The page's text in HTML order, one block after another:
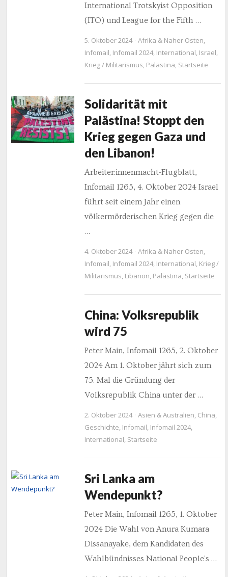
International Trotskyist Opposition
(ITO) und League for the Fifth …
5. Oktober 2024 Afrika & Naher Osten,
Infomail, Infomail 2024, International, Israel,
Krieg / Militarismus, Palästina, Startseite
Solidarität mit
Palästina! Stoppt den
Krieg gegen Gaza und
den Libanon!
Arbeiter:innenmacht-Flugblatt,
Infomail 1265, 4. Oktober 2024 Israel
führt seit einem Jahr einen
völkermörderischen Krieg gegen die
…
4. Oktober 2024 Afrika & Naher Osten,
Infomail, Infomail 2024, International, Krieg /
Militarismus, Libanon, Palästina, Startseite
China: Volksrepublik
wird 75
Peter Main, Infomail 1265, 2. Oktober
2024 Am 1. Oktober jährt sich zum
75. Mal die Gründung der
Volksrepublik China unter der …
2. Oktober 2024 Asien & Australien, China,
Geschichte, Infomail, Infomail 2024,
International, Startseite
Sri Lanka am
Wendepunkt?
Peter Main, Infomail 1265, 1. Oktober
2024 Die Wahl von Anura Kumara
Dissanayake, dem Kandidaten des
Wahlbündnisses National People's …